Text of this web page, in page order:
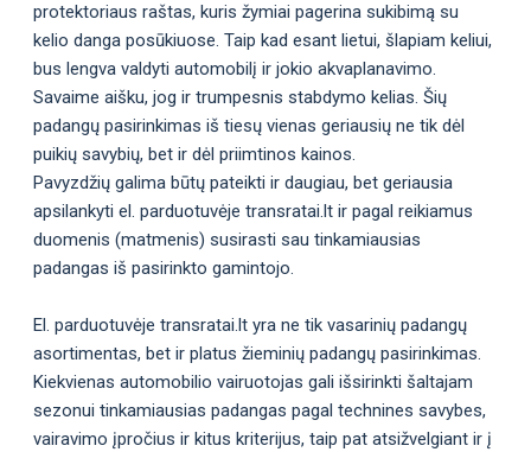
protektoriaus raštas, kuris žymiai pagerina sukibimą su
kelio danga posūkiuose. Taip kad esant lietui, šlapiam keliui,
bus lengva valdyti automobilį ir jokio akvaplanavimo.
Savaime aišku, jog ir trumpesnis stabdymo kelias. Šių
padangų pasirinkimas iš tiesų vienas geriausių ne tik dėl
puikių savybių, bet ir dėl priimtinos kainos.
Pavyzdžių galima būtų pateikti ir daugiau, bet geriausia
apsilankyti el. parduotuvėje transratai.lt ir pagal reikiamus
duomenis (matmenis) susirasti sau tinkamiausias
padangas iš pasirinkto gamintojo.
El. parduotuvėje transratai.lt yra ne tik vasarinių padangų
asortimentas, bet ir platus žieminių padangų pasirinkimas.
Kiekvienas automobilio vairuotojas gali išsirinkti šaltajam
sezonui tinkamiausias padangas pagal technines savybes,
vairavimo įpročius ir kitus kriterijus, taip pat atsižvelgiant ir į